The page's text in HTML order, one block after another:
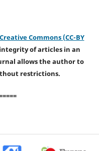
Creative Commons (CC-BY
of articles in an
allows the author to
restrictions.